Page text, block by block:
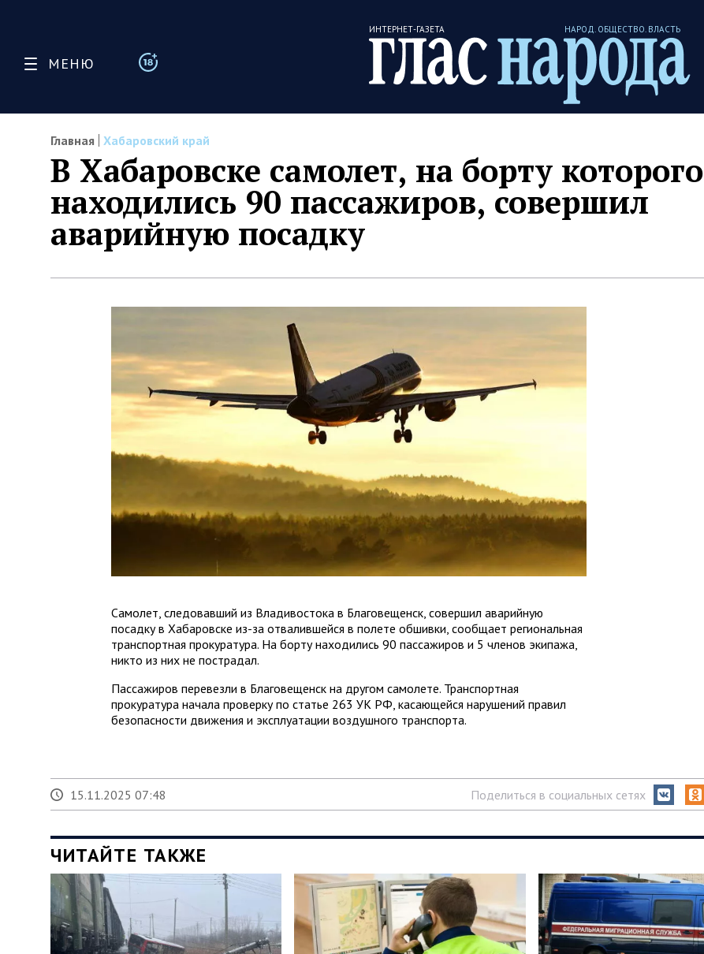
МЕНЮ
ИНТЕРНЕТ-ГАЗЕТА НАРОД. ОБЩЕСТВО. ВЛАСТЬ
Главная Хабаровский край
В Хабаровске самолет, на борту которого
находились 90 пассажиров, совершил
аварийную посадку
Самолет, следовавший из Владивостока в Благовещенск, совершил аварийную
посадку в Хабаровске из-за отвалившейся в полете обшивки, сообщает региональная
транспортная прокуратура. На борту находились 90 пассажиров и 5 членов экипажа,
никто из них не пострадал.
Пассажиров перевезли в Благовещенск на другом самолете. Транспортная
прокуратура начала проверку по статье 263 УК РФ, касающейся нарушений правил
безопасности движения и эксплуатации воздушного транспорта.
15.11.2025 07:48 Поделиться в социальных сетях
ЧИТАЙТЕ ТАКЖЕ